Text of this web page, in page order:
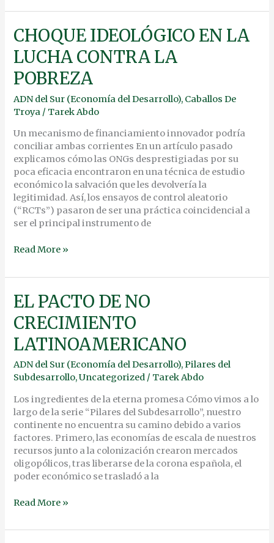
CHOQUE IDEOLÓGICO EN LA
LUCHA CONTRA LA
POBREZA
ADN del Sur (Economía del Desarrollo), Caballos De
Troya / Tarek Abdo
Un mecanismo de financiamiento innovador podría
conciliar ambas corrientes En un artículo pasado
explicamos cómo las ONGs desprestigiadas por su
poca eficacia encontraron en una técnica de estudio
económico la salvación que les devolvería la
legitimidad. Así, los ensayos de control aleatorio
(“RCTs”) pasaron de ser una práctica coincidencial a
ser el principal instrumento de
CHOQUE
IDEOLÓGICO
EN
LA
LUCHA
CONTRA
LA
Read More »
EL PACTO DE NO
CRECIMIENTO
LATINOAMERICANO
ADN del Sur (Economía del Desarrollo),Pilares del
Subdesarrollo,Uncategorized / Tarek Abdo
Los ingredientes de la eterna promesa Cómo vimos a lo
largo de la serie “Pilares del Subdesarrollo”, nuestro
continente no encuentra su camino debido a varios
factores. Primero, las economías de escala de nuestros
recursos junto a la colonización crearon mercados
oligopólicos, tras liberarse de la corona española, el
poder económico se trasladó a la
EL
PACTO
DE
NO
CRECIMIENTO
LATINOAMERICANO
Read More »